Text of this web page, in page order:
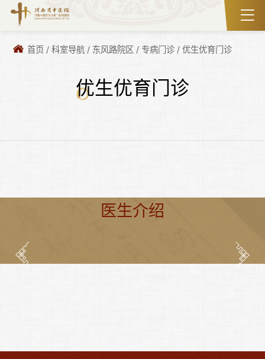
首页 /科室导航 / 东风路院区 /专病门诊 /优生优育门诊
优生优育门诊
医生介绍